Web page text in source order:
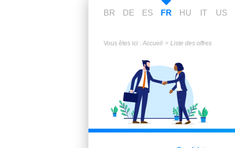
BR DE ES FR HU IT US
Vous êtes ici : Accueil Liste des offres